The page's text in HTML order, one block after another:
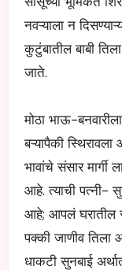
नवऱ्याला न
कुटुंबातील बाबी
जाते.
मोठा भाऊ-
बऱ्यापैकी स्थिरावला
भावांचे संसार मार्गी
आहे. त्याची पत्नी-
आहे; आपलं घरातील
पक्की जाणीव तिला
धाकटी सुनबाई